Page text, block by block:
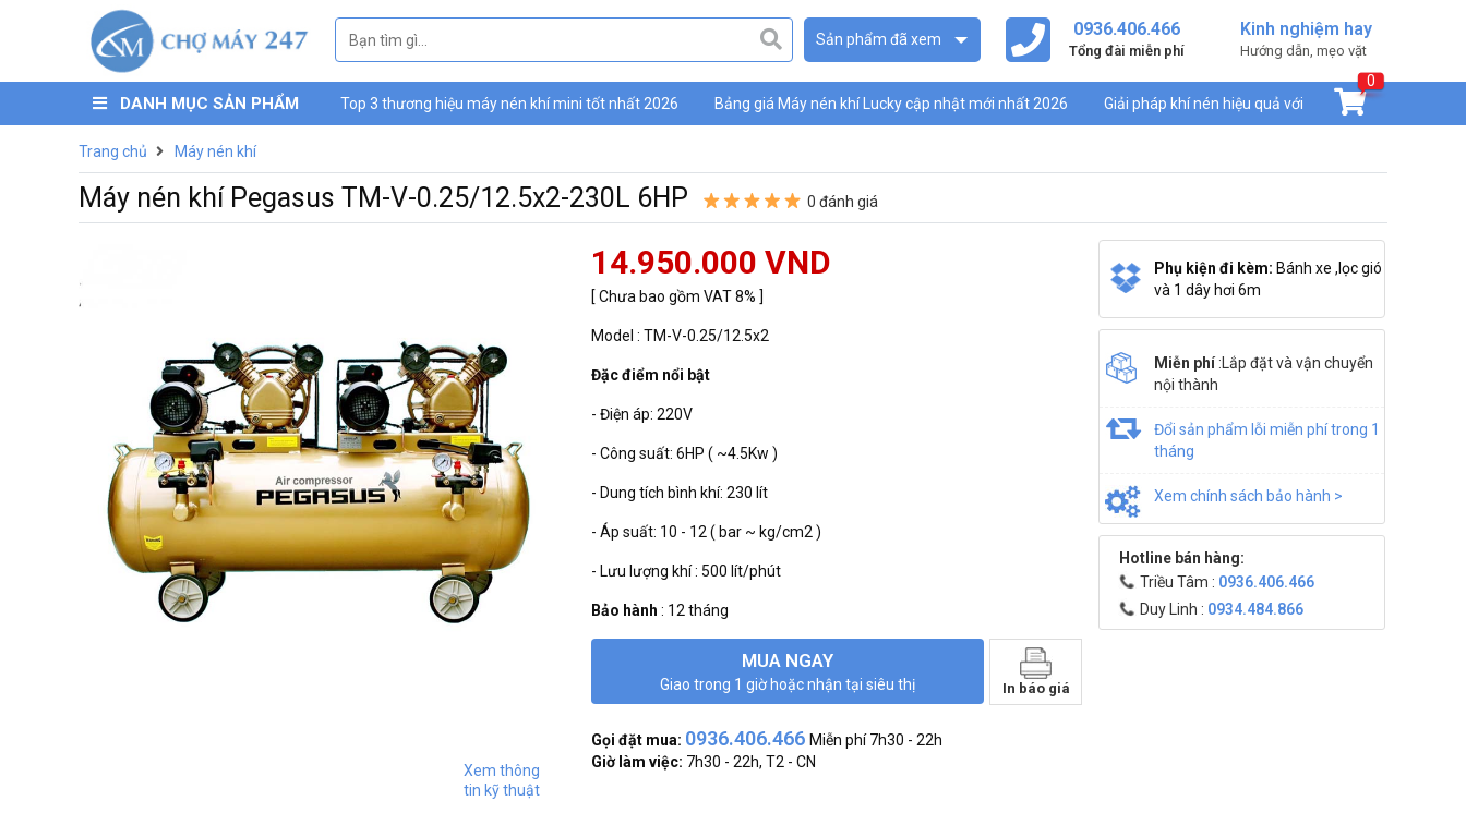
Sản phẩm đã xem Kinh nghiệm hay
Hướng dẫn, mẹo vặt
0936.406.466
Tổng đài miễn phí
DANH MỤC SẢN PHẨM Top 3 thương hiệu máy nén khí mini tốt nhất 2026 Bảng giá Máy nén khí Lucky cập nhật mới nhất 2026 Giải pháp khí nén hiệu quả với
0
Trang chủ Máy nén khí
Máy nén khí Pegasus TM-V-0.25/12.5x2-230L 6HP 0 đánh giá
Xem thông
tin kỹ thuật
14.950.000 VND
[ Chưa bao gồm VAT 8% ]
Model : TM-V-0.25/12.5x2
Đặc điểm nổi bật
- Điện áp: 220V
- Công suất: 6HP ( ~4.5Kw )
- Dung tích bình khí: 230 lít
- Áp suất: 10 - 12 ( bar ~ kg/cm2 )
- Lưu lượng khí : 500 lít/phút
Bảo hành : 12 tháng
MUA NGAY
Giao trong 1 giờ hoặc nhận tại siêu thị In báo giá
Gọi đặt mua: 0936.406.466 Miễn phí 7h30 - 22h
Giờ làm việc: 7h30 - 22h, T2 - CN
Phụ kiện đi kèm: Bánh xe ,lọc gió
và 1 dây hơi 6m
Miễn phí:Lắp đặt và vận chuyển
nội thành
Đổi sản phẩm lỗi miễn phí trong 1
tháng
Xem chính sách bảo hành >
Hotline bán hàng:
Triều Tâm : 0936.406.466
Duy Linh : 0934.484.866